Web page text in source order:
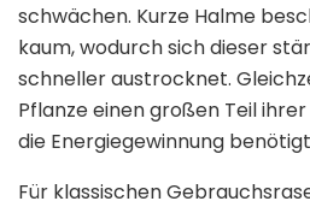
schwächen. Kurze Halme
kaum, wodurch sich dieser
schneller austrocknet.
Pflanze einen großen Teil
die Energiegewinnung
Für klassischen